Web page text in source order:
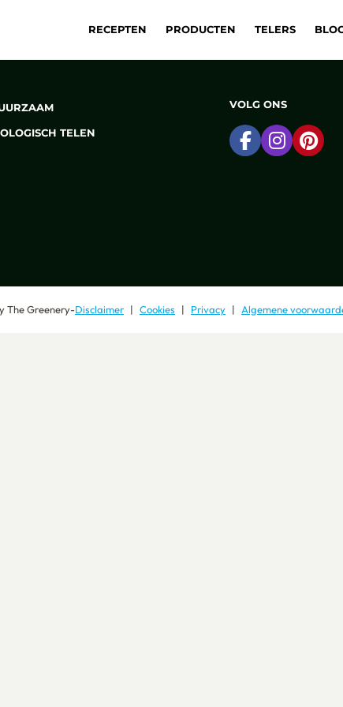
RECEPTEN PRODUCTEN TELERS
TELEN
VOLG ONS
Ga naar
Ga Ga
The Greenery-Disclaimer Cookies Privacy Algemene